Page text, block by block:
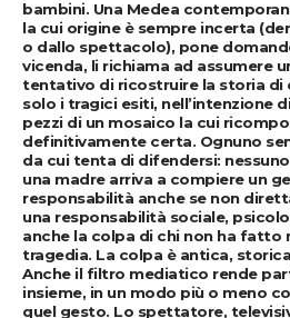
bambini. Una Medea
la cui origine è sempre incerta
o dallo spettacolo), pone
vicenda, li richiama ad assumere
tentativo di ricostruire la storia di
solo i tragici esiti, nell’intenzione
pezzi di un mosaico la cui
definitivamente certa. Ognuno
da cui tenta di difendersi:
una madre arriva a compiere un
responsabilità anche se non
una responsabilità sociale,
anche la colpa di chi non ha fatto
tragedia. La colpa è antica,
Anche il filtro mediatico rende
insieme, in un modo più o meno
quel gesto. Lo spettatore,